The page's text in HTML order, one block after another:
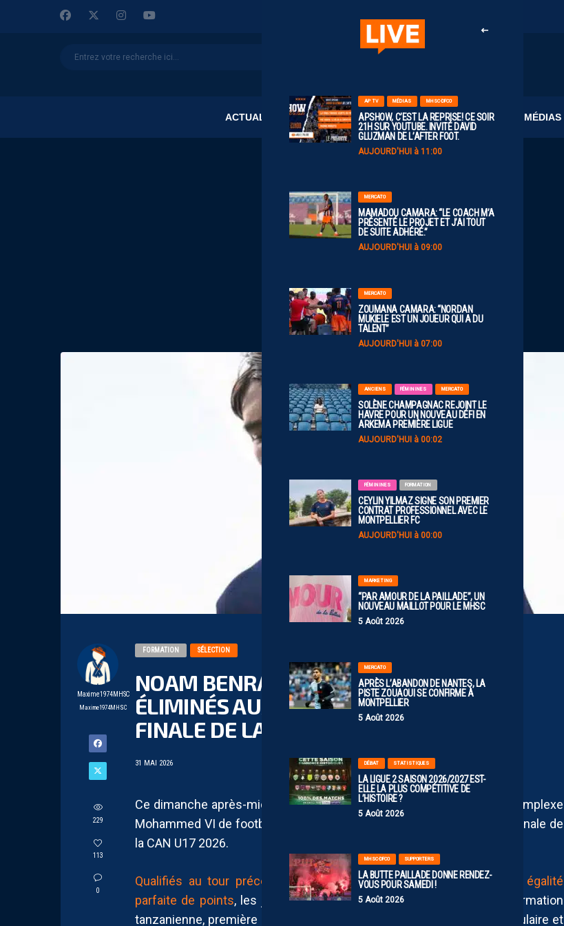
ACTUALITÉS CLUB MÉDIAS
AP TV MÉDIAS MHSC-DFCO
APSHOW, C’EST LA REPRISE! CE SOIR
21H SUR YOUTUBE. INVITÉ DAVID
GLUZMAN DE L’AFTER FOOT.
AUJOURD'HUI à 11:00
MERCATO
MAMADOU CAMARA: “LE COACH M’A
PRÉSENTÉ LE PROJET ET J’AI TOUT
DE SUITE ADHÉRÉ.”
AUJOURD'HUI à 09:00
MERCATO
ZOUMANA CAMARA: “NORDAN
MUKIELE EST UN JOUEUR QUI A DU
TALENT”
AUJOURD'HUI à 07:00
ANCIENS FÉMININES MERCATO
SOLÈNE CHAMPAGNAC REJOINT LE
HAVRE POUR UN NOUVEAU DÉFI EN
ARKEMA PREMIÈRE LIGUE
AUJOURD'HUI à 00:02
FÉMININES FORMATION
CEYLIN YILMAZ SIGNE SON PREMIER
CONTRAT PROFESSIONNEL AVEC LE
MONTPELLIER FC
AUJOURD'HUI à 00:00
MARKETING
“PAR AMOUR DE LA PAILLADE”, UN
NOUVEAU MAILLOT POUR LE MHSC
5 Août 2026
MERCATO
APRÈS L’ABANDON DE NANTES, LA
PISTE ZOUAOUI SE CONFIRME À
MONTPELLIER
5 Août 2026
DÉBAT STATISTIQUES
LA LIGUE 2 SAISON 2026/2027 EST-
ELLE LA PLUS COMPÉTITIVE DE
L’HISTOIRE ?
5 Août 2026
MHSC-DFCO SUPPORTERS
LA BUTTE PAILLADE DONNE RENDEZ-
VOUS POUR SAMEDI !
5 Août 2026
Maxime1974MHSC
Maxime1974MHSC
229
113
0
FORMATION SÉLECTION
NOAM BENRAMDANE ET L’ALGÉRIE U17
ÉLIMINÉS AUX TIRS AU BUT EN 1/4 DE
FINALE DE LA CAN U17 2026
31 MAI 2026
Ce dimanche après-midi, l’Algérie U17 affrontait la Tanzanie U17 au Complexe
Mohammed VI de football, à Salé, au Maroc, dans le cadre des 1/4 de finale de
la CAN U17 2026.
Qualifiés au tour précédent à l’issue d’un tirage au sort après une égalité
parfaite de points, les jeunes Fennecs faisaient face à une solide formation
tanzanienne, première de sa poule. Au terme d’une rencontre spectaculaire et